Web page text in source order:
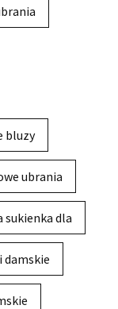
bluzy
ubrania
sukienka dla
damskie